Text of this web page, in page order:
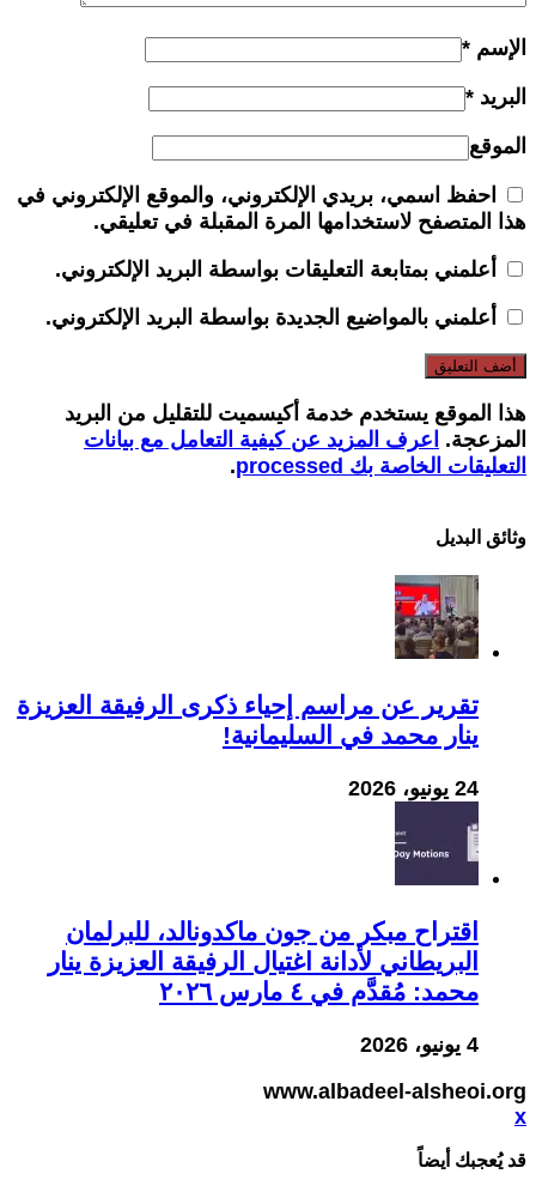
الإسم *
البريد *
الموقع
احفظ اسمي، بريدي الإلكتروني، والموقع الإلكتروني في
هذا المتصفح لاستخدامها المرة المقبلة في تعليقي.
أعلمني بمتابعة التعليقات بواسطة البريد الإلكتروني.
أعلمني بالمواضيع الجديدة بواسطة البريد الإلكتروني.
هذا الموقع يستخدم خدمة أكيسميت للتقليل من البريد
المزعجة. اعرف المزيد عن كيفية التعامل مع بيانات
التعليقات الخاصة بك processed
.
وثائق البدیل
تقرير عن مراسم إحياء ذكرى الرفيقة العزيزة
ينار محمد في السليمانية!
24 يونيو، 2026
اقتراح مبكر من جون ماكدونالد، للبرلمان
البريطاني لأدانة اغتيال الرفيقة العزيزة ينار
محمد: مُقدَّم في ٤ مارس ٢٠٢٦
4 يونيو، 2026
www.albadeel-alsheoi.org
x